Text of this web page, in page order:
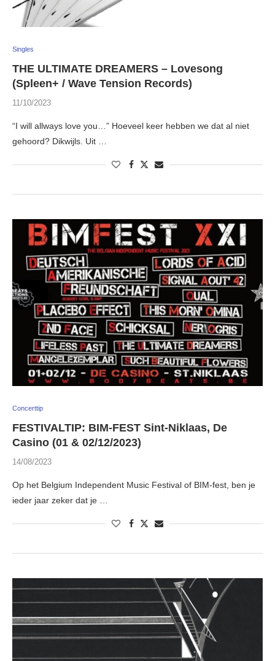
Singles
THE ULTIMATE DREAMERS – Lovesong
(Spleen+ / Wave Tension Records)
11/10/2023
“I will allways love you…” Hoeveel keer hebben we dat al niet
gehoord? Dikwijls. Uit …
Concerttip
FESTIVALTIP: BIM-FEST Sint-Niklaas, De
Casino (01 & 02/12/2023)
14/08/2023
Op het Belgium Independent Music Festival of BIM-fest, ben je
ieder jaar zeker dat je …